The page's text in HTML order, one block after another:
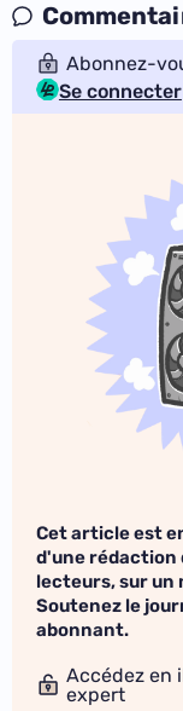
Abonnez-
Se connecter
Cet article est
d'une rédaction
lecteurs, sur un
Soutenez le
abonnant.
Accédez en
expert